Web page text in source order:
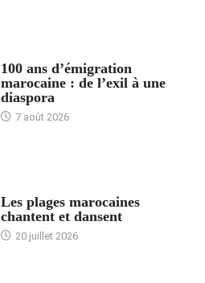
100 ans d’émigration
marocaine : de l’exil à une
diaspora
7 août 2026
Les plages marocaines
chantent et dansent
20 juillet 2026